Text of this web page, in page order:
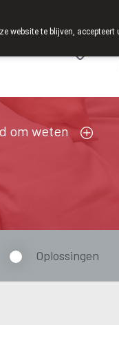
om weten
Oplossingen
website te blijven, accepteert